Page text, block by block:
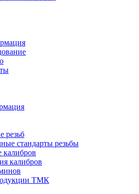
резьб
стандарты резьбы
калибров
калибров
ТМК